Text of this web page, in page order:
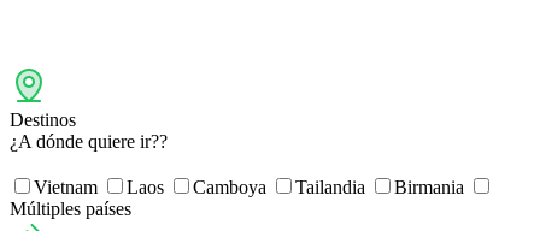
Destinos
¿A dónde quiere ir??
Vietnam Laos Camboya Tailandia
Birmania
Múltiples países